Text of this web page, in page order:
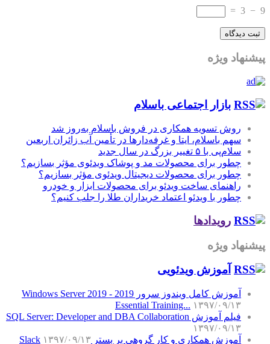
9
−
3
=
پیشنهاد ویژه
بازار اجتماعی باسلام
روش تسویه همکاری در فروش باسلام به‌روز شد
سهم باسلام، ایتا و غرفه‌دارها در تأمین آب زائران اربعین
سلام‌پی با ۵ تغییر بزرگ در سال جدید
چطور برای محصولات مد و پوشاک ویدئوی مؤثر بسازیم؟
چطور برای محصولات دیجیتال ویدئوی مؤثر بسازیم؟
راهنمای ساخت ویدئو برای محصولات ابزار و خودرو
چطور با ویدئو اعتماد خریداران طلا را جلب کنیم؟
رویدادها
پیشنهاد ویژه
آموزش‌ ویدئویی
آموزش کامل ویندوز سرور 2019 - Windows Server 2019
Essential Training... ۱۳۹۷/۰۹/۱۳
فیلم آموزش SQL Server: Developer and DBA Collaboration
۱۳۹۷/۰۹/۱۳
آموزش همکاری و کار گروهی بر بستر Slack ۱۳۹۷/۰۹/۱۳